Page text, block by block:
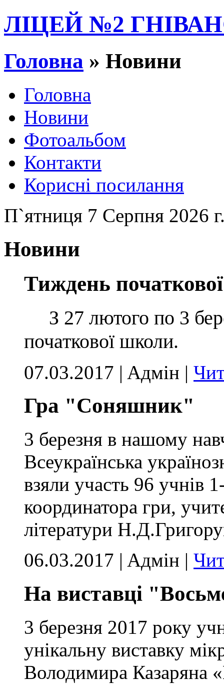
ЛІЦЕЙ №2
Головна » Новини
Головна
Новини
Фотоальбом
Контакти
Корисні посилання
П`ятниця 7 Серпня 2026
Новини
Тиждень
З 27 лютого по 3
початкової школи.
07.03.2017 | Aдмін |
Гра "Соняшник"
3 березня в нашому
Всеукраїнська
взяли участь 96 учнів
координатора гри,
літератури
06.03.2017 | Aдмін |
На виставці
3 березня 2017 року
унікальну виставку
Володимира Казаряна